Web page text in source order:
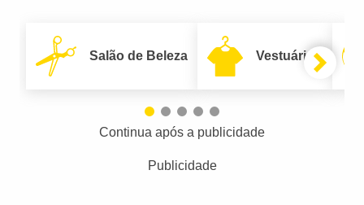
Salão de Beleza Vestuário
Continua após a publicidade
Publicidade